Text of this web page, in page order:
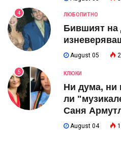
4 ЛЮБОПИТНО
Бившият
August 05
5 КЛЮКИ
Ни дума, ни
ли
Саня
August 04